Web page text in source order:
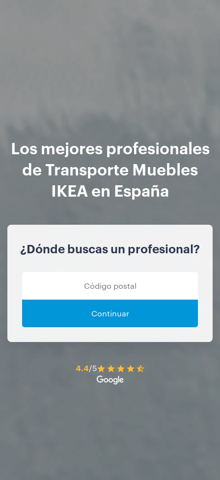
Los mejores profesionales
de Transporte Muebles
IKEA en España
¿Dónde buscas un profesional?
Continuar
4.4/5